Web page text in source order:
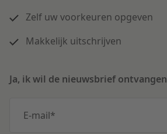
Zelf uw voorkeuren opgeven
Makkelijk uitschrijven
Ja, ik wil de nieuwsbrief ontvangen
E-mail*